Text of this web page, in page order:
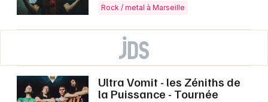
Rock / metal à Marseille
Ultra Vomit - les Zéniths de
la Puissance - Tournée